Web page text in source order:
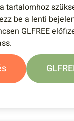
tartalomhoz
be a lenti
GLFREE